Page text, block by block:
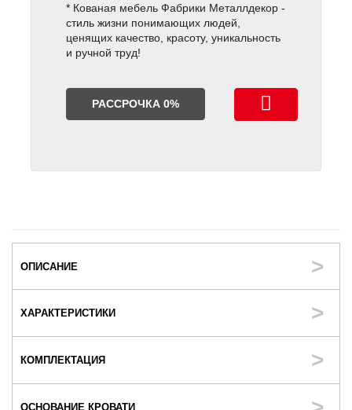
* Кованая мебель Фабрики Металлдекор -
стиль жизни понимающих людей,
ценящих качество, красоту, уникальность
и ручной труд!
РАССРОЧКА 0%
ОПИСАНИЕ
ХАРАКТЕРИСТИКИ
КОМПЛЕКТАЦИЯ
ОСНОВАНИЕ КРОВАТИ